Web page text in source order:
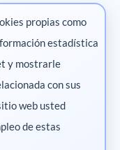
digital
Pharma
propias como
estadística
y mostrarle
con sus
web usted
de estas